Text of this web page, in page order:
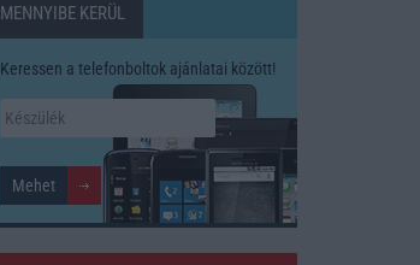
MENNYIBE KERÜL
Keressen a telefonboltok ajánlatai között!